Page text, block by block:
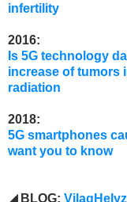
infertility
2016:
Is 5G technology
increase of tumors
radiation
2018:
5G smartphones
want you to know
◢ BLOG: